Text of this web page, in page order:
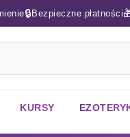
🔒 Bezpieczne płatności
KURSY